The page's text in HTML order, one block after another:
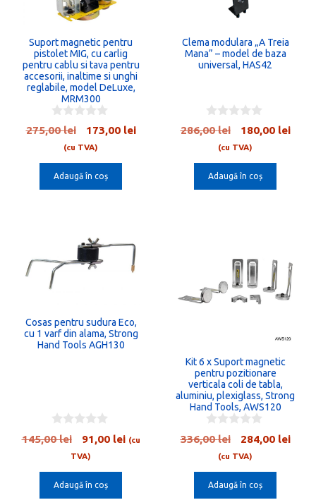
Suport magnetic pentru
pistolet MIG, cu carlig
pentru cablu si tava pentru
accesorii, inaltime si unghi
reglabile, model DeLuxe,
MRM300
0
o
f
5
275,00lei
Prețul
inițial
a
fost:
173,00 leiPrețul
(cu TVA)
Adaugă în coș
Clema modulara „A Treia
Mana” – model de baza
universal, HAS42
0
o
f
5
286,00lei
Prețul
inițial
a
fost:
180,00 lei
(cu TVA)
Adaugă în coș
Cosas pentru sudura Eco,
cu 1 varf din alama, Strong
Hand Tools AGH130
0
o
f
5
145,00lei
Prețul
inițial
a
fost:
91,00 leiPrețul
(cu
TVA)
Adaugă în coș
Kit 6 x Suport magnetic
pentru pozitionare
verticala coli de tabla,
aluminiu, plexiglass, Strong
Hand Tools, AWS120
0
o
f
5
336,00lei
Prețul
inițial
a
fost:
284,00 lei
(cu TVA)
Adaugă în coș